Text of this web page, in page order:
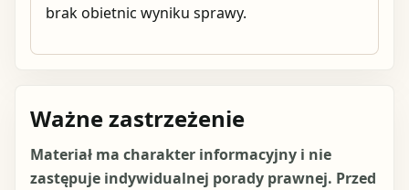
brak obietnic wyniku sprawy.
Ważne zastrzeżenie
Materiał ma charakter informacyjny i nie
zastępuje indywidualnej porady prawnej. Przed